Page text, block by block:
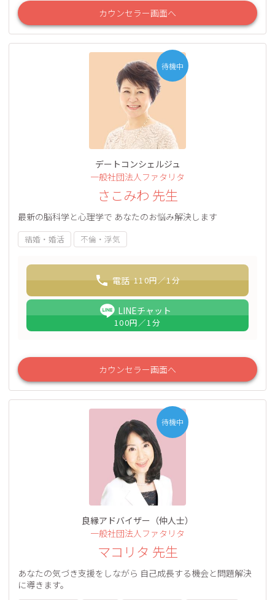
カウンセラー画面へ
待機中
デートコンシェルジュ
一般社団法人ファタリタ
さこみわ 先生
最新の脳科学と心理学で あなたのお悩み解決します
結婚・婚活 不倫・浮気
電話 110円／1分
LINEチャット
100円／1分
カウンセラー画面へ
待機中
良縁アドバイザー（仲人士）
一般社団法人ファタリタ
マコリタ 先生
あなたの気づき支援をしながら 自己成長する機会と問題解決
に導きます。